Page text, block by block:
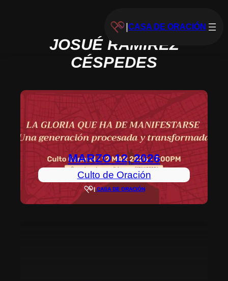
|CASA DE ORACIÓN
JOSUÉ RAMÍREZ
CÉSPEDES
MARZO 12, 2026
Culto de Oración
|CASA DE ORACIÓN